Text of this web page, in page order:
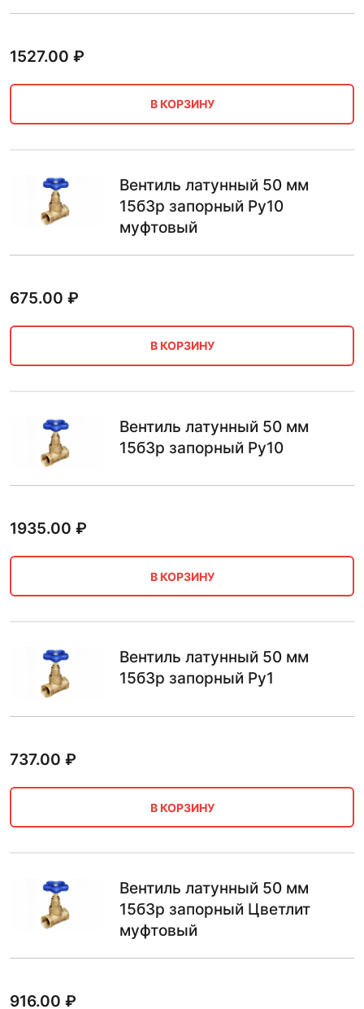
1527.00 ₽
В КОРЗИНУ
Вентиль латунный 50 мм
15б3р запорный Ру10
муфтовый
675.00 ₽
В КОРЗИНУ
Вентиль латунный 50 мм
15б3р запорный Ру10
1935.00 ₽
В КОРЗИНУ
Вентиль латунный 50 мм
15б3р запорный Ру1
737.00 ₽
В КОРЗИНУ
Вентиль латунный 50 мм
15б3р запорный Цветлит
муфтовый
916.00 ₽